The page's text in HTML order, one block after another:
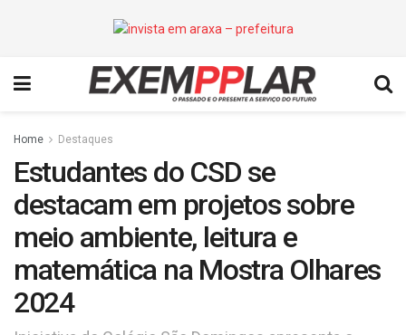
Home Destaques
Estudantes do CSD se
destacam em projetos sobre
meio ambiente, leitura e
matemática na Mostra Olhares
2024